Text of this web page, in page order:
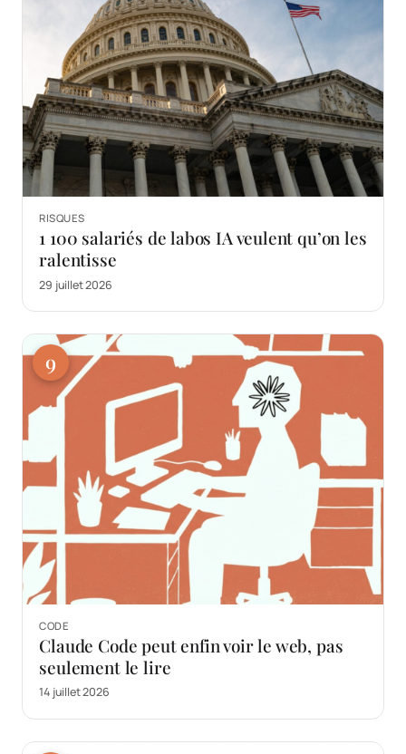
RISQUES
1 100 salariés de labos IA veulent qu’on les
ralentisse
29 juillet 2026
9
CODE
Claude Code peut enfin voir le web, pas
seulement le lire
14 juillet 2026